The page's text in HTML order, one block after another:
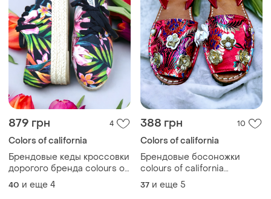
879 грн 4
Colors of california
Брендовые кеды кроссовки
дорогого бренда colours of
california цветы
40 и еще 4
388 грн 10
Colors of california
Брендовые босоножки
colours of california
вышивка цветы
37 и еще 5